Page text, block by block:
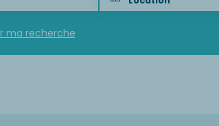
ma recherche